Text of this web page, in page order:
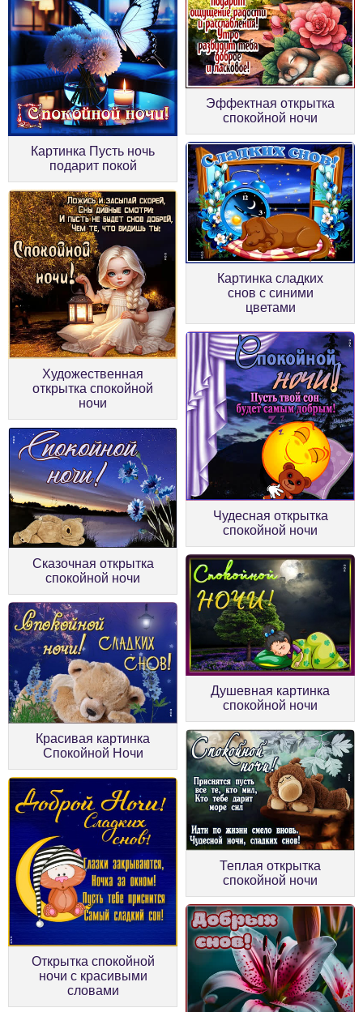
Картинка Пусть ночь
подарит покой
Эффектная открытка
спокойной ночи
Художественная
открытка спокойной
ночи
Картинка сладких
снов с синими
цветами
Сказочная открытка
спокойной ночи
Чудесная открытка
спокойной ночи
Красивая картинка
Спокойной Ночи
Душевная картинка
спокойной ночи
Открытка спокойной
ночи с красивыми
словами
Теплая открытка
спокойной ночи